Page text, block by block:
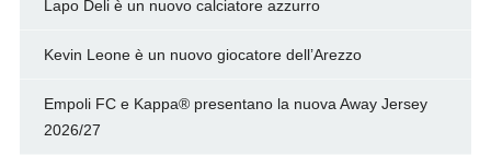
Lapo Deli è un nuovo calciatore azzurro
Kevin Leone è un nuovo giocatore dell’Arezzo
Empoli FC e Kappa® presentano la nuova Away Jersey
2026/27